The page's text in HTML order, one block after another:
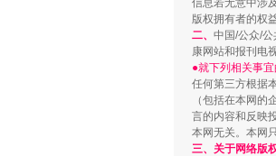
招
信息若无意中涉
版权拥有者的权
二、 中国/公众/
康网站和报刊电
●就下列相关事
任何第三方根据
（包括在本网的
言的内容和反映
本网无关。本网
三、关于网络版